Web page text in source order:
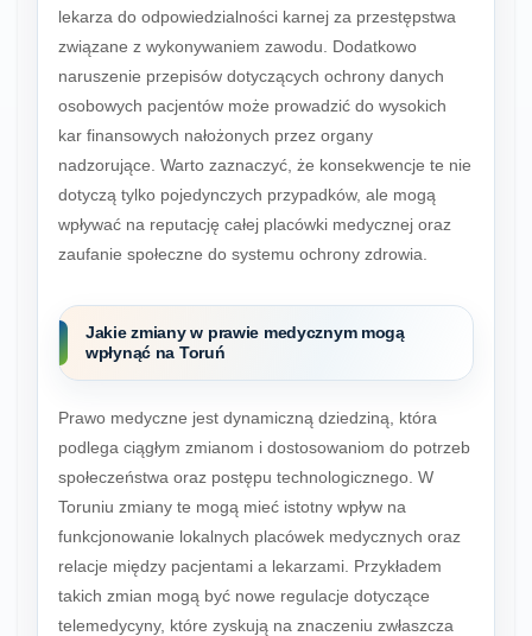
lekarza do odpowiedzialności karnej za przestępstwa
związane z wykonywaniem zawodu. Dodatkowo
naruszenie przepisów dotyczących ochrony danych
osobowych pacjentów może prowadzić do wysokich
kar finansowych nałożonych przez organy
nadzorujące. Warto zaznaczyć, że konsekwencje te nie
dotyczą tylko pojedynczych przypadków, ale mogą
wpływać na reputację całej placówki medycznej oraz
zaufanie społeczne do systemu ochrony zdrowia.
Jakie zmiany w prawie medycznym mogą
wpłynąć na Toruń
Prawo medyczne jest dynamiczną dziedziną, która
podlega ciągłym zmianom i dostosowaniom do potrzeb
społeczeństwa oraz postępu technologicznego. W
Toruniu zmiany te mogą mieć istotny wpływ na
funkcjonowanie lokalnych placówek medycznych oraz
relacje między pacjentami a lekarzami. Przykładem
takich zmian mogą być nowe regulacje dotyczące
telemedycyny, które zyskują na znaczeniu zwłaszcza